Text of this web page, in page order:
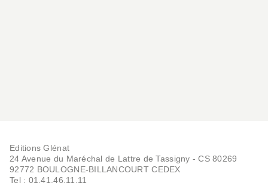
Editions Glénat
24 Avenue du Maréchal de Lattre de Tassigny - CS 80269
92772 BOULOGNE-BILLANCOURT CEDEX
Tel : 01.41.46.11.11